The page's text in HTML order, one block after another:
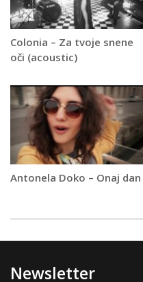
Colonia – Za tvoje snene
oči (acoustic)
Antonela Doko – Onaj dan
Newsletter